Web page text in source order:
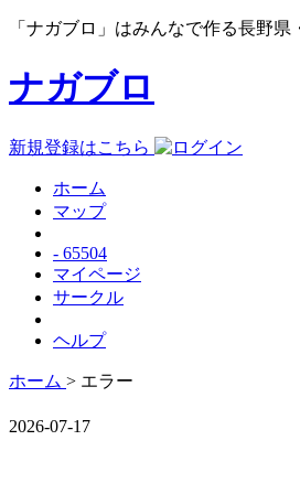
「ナガブロ」はみんなで作る長野
ナガブロ
新規登録はこちら
ホーム
マップ
- 65504
マイページ
サークル
ヘルプ
ホーム > エラー
2026-07-17